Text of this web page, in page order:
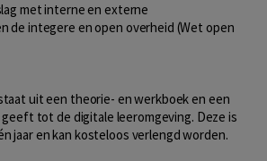
met interne en externe
de integere en open overheid (Wet open
uit een theorie- en werkboek en een
tot de digitale leeromgeving. Deze is
jaar en kan kosteloos verlengd worden.